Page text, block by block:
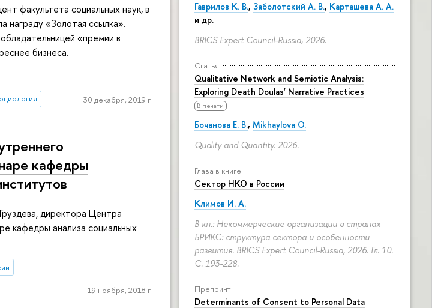
Гаврилов К. В., Заболотский А. В., Карташева А. А.
и др.
BRICS Expert Council-Russia, 2026.
Статья
Qualitative Network and Semiotic Analysis:
Exploring Death Doulas' Narrative Practices
В печати
Бочанова Е. В., Mikhaylova O.
Quality and Quantity. 2026.
Глава в книге
Сектор НКО в России
Климов И. А.
В кн.: Некоммерческие организации в странах
БРИКС: структура сектора и особенности
развития. BRICS Expert Council-Russia, 2026. Гл. 10.
С. 193-228.
Препринт
Determinants of Сonsent to Personal Data
факультета социальных наук, в
награду «Золотая ссылка».
«премии в
бизнеса.
30 декабря, 2019 г.
кафедры
директора Центра
кафедры анализа социальных
19 ноября, 2018 г.